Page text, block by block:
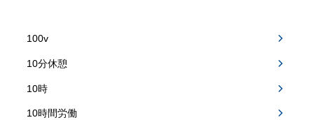
100v
10分休憩
10時
10時間労働